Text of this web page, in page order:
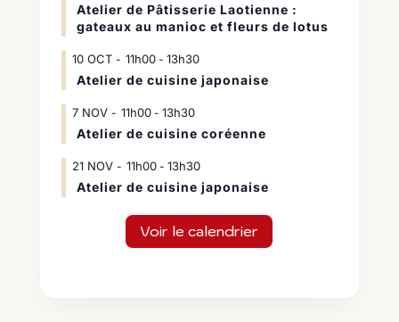
Atelier de Pâtisserie Laotienne :
gateaux au manioc et fleurs de lotus
10 OCT 11h00- 13h30
Atelier de cuisine japonaise
7 NOV 11h00- 13h30
Atelier de cuisine coréenne
21 NOV 11h00- 13h30
Atelier de cuisine japonaise
Voir le calendrier